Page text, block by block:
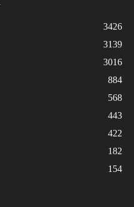
3426
3139
3016
884
568
443
422
182
154